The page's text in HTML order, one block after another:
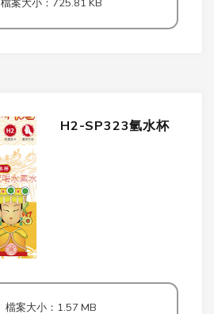
H2-SP323氫水杯
檔案大小：1.57 MB